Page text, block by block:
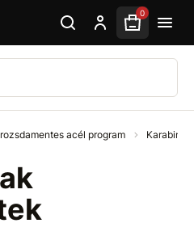
0
acél program